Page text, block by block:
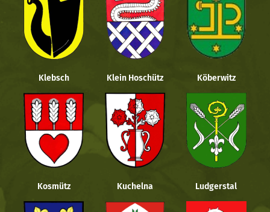
Klebsch Klein Hoschütz Köberwitz
Kosmütz Kuchelna Ludgerstal